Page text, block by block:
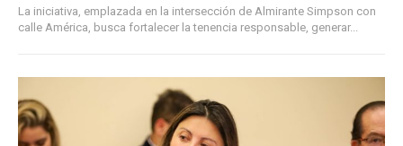
La iniciativa, emplazada en la intersección de Almirante Simpson con
calle América, busca fortalecer la tenencia responsable, generar...